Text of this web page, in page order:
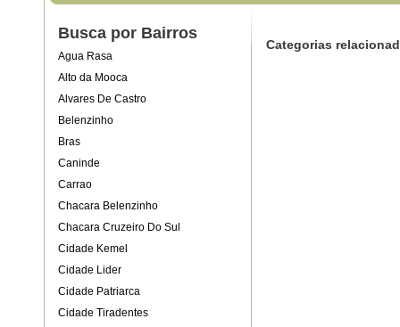
Busca por Bairros
Agua Rasa
Alto da Mooca
Alvares De Castro
Belenzinho
Bras
Caninde
Carrao
Chacara Belenzinho
Chacara Cruzeiro Do Sul
Cidade Kemel
Cidade Lider
Cidade Patriarca
Cidade Tiradentes
Categorias